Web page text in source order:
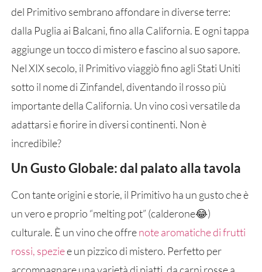
del Primitivo sembrano affondare in diverse terre:
dalla Puglia ai Balcani, fino alla California. E ogni tappa
aggiunge un tocco di mistero e fascino al suo sapore.
Nel XIX secolo, il Primitivo viaggiò fino agli Stati Uniti
sotto il nome di Zinfandel, diventando il rosso più
importante della California. Un vino così versatile da
adattarsi e fiorire in diversi continenti. Non è
incredibile?
Un Gusto Globale: dal palato alla tavola
Con tante origini e storie, il Primitivo ha un gusto che è
un vero e proprio “melting pot” (calderone😂)
culturale. È un vino che offrenote aromatiche di frutti
rossi, speziee un pizzico di mistero. Perfetto per